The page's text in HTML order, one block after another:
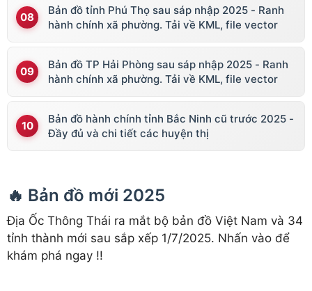
Bản đồ tỉnh Phú Thọ sau sáp nhập 2025 - Ranh
hành chính xã phường. Tải về KML, file vector
Bản đồ TP Hải Phòng sau sáp nhập 2025 - Ranh
hành chính xã phường. Tải về KML, file vector
Bản đồ hành chính tỉnh Bắc Ninh cũ trước 2025 -
Đầy đủ và chi tiết các huyện thị
🔥 Bản đồ mới 2025
Địa Ốc Thông Thái ra mắt bộ bản đồ Việt Nam và 34
tỉnh thành mới sau sắp xếp 1/7/2025. Nhấn vào để
khám phá ngay !!